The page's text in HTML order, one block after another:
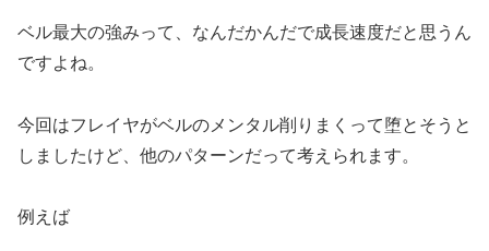
ベル最大の強みって、なんだかんだで成長速度だと思うん
ですよね。
今回はフレイヤがベルのメンタル削りまくって堕とそうと
しましたけど、他のパターンだって考えられます。
例えば